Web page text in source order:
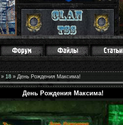
» 18 » День Рождения Максима!
День Рождения Максима!